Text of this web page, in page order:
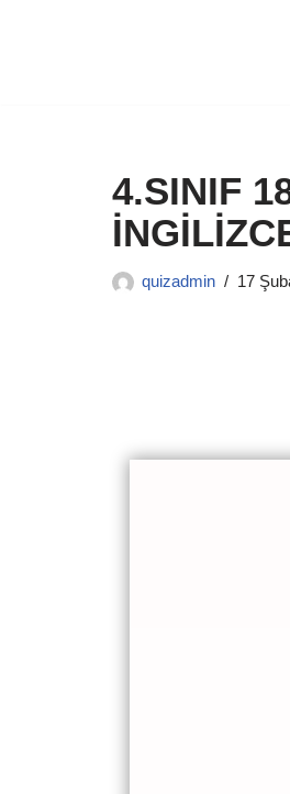
4.SINIF
quizadmin 17